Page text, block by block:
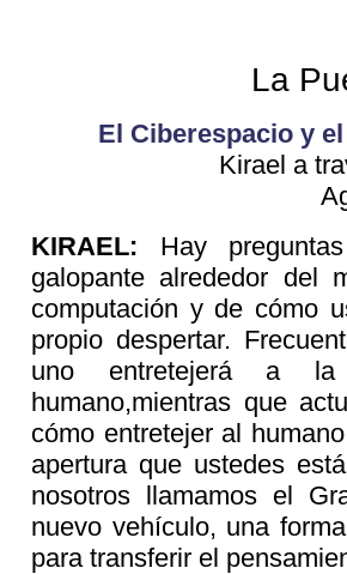
La
El Ciberespacio y
Kirael a
KIRAEL: Hay
galopante alrededor del
computación y de cómo
propio despertar.
uno entretejerá a la
humano,mientras que
cómo entretejer al
apertura que ustedes
nosotros llamamos el
nuevo vehículo, una
para transferir el